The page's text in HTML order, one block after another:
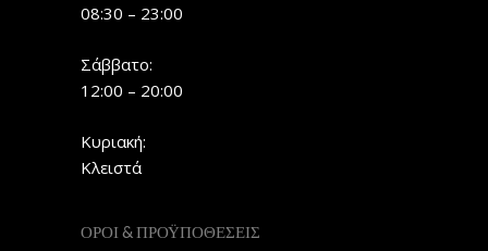
08:30 – 23:00
Σάββατο:
12:00 – 20:00
Κυριακή:
Κλειστά
ΟΡΟΙ & ΠΡΟΫΠΟΘΕΣΕΙΣ